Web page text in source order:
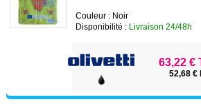
Couleur : Noir
Disponibilité : Livraison 24/48h
63,22 €
52,68 €